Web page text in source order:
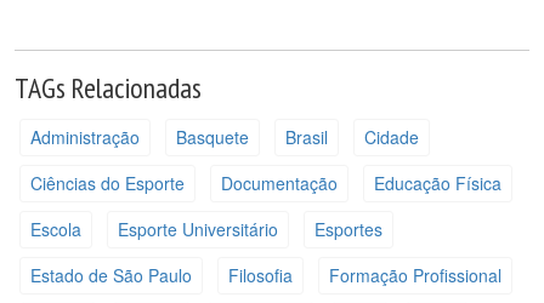
TAGs Relacionadas
Administração Basquete Brasil
Cidade
Ciências do Esporte
Documentação
Educação Física
Escola
Esporte Universitário
Esportes
Estado de São Paulo
Filosofia
Formação Profissional